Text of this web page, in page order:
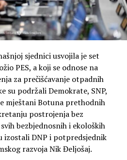
sjednici usvojila je set
PES, a koji se odnose na
za prečišćavanje otpadnih
su podržali Demokrate, SNP,
mještani Botuna prethodnih
postrojenja bez
bezbjednosnih i ekoloških
izostali DNP i potpredsjednik
razvoja Nik Đeljošaj.